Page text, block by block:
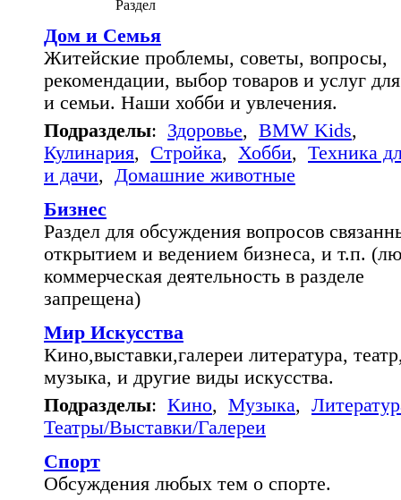
Раздел
Дом и Семья
Житейские проблемы, советы, вопросы,
рекомендации, выбор товаров и услуг
и семьи. Наши хобби и увлечения.
Подразделы: Здоровье, BMW Kids,
Кулинария, Стройка, Хобби, Техника
и дачи, Домашние животные
Бизнес
Раздел для обсуждения вопросов
открытием и ведением бизнеса, и т.п.
коммерческая деятельность в разделе
запрещена)
Мир Искусства
Кино,выставки,галереи литература,
музыка, и другие виды искусства.
Подразделы: Кино, Музыка,
Театры/Выставки/Галереи
Спорт
Обсуждения любых тем о спорте.